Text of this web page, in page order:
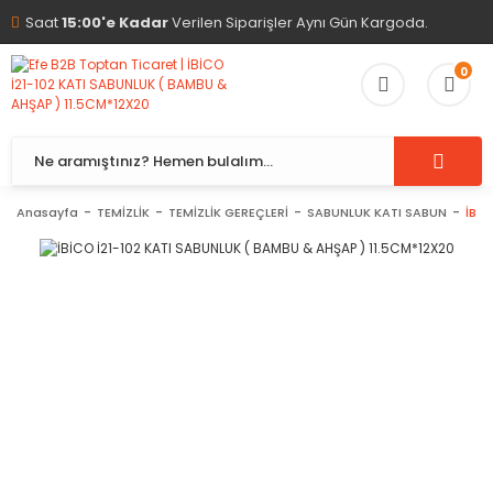
Saat15:00'e KadarVerilen Siparişler Aynı Gün Kargoda.
0
Anasayfa TEMİZLİK TEMİZLİK GEREÇLERİ SABUNLUK KATI SABUN